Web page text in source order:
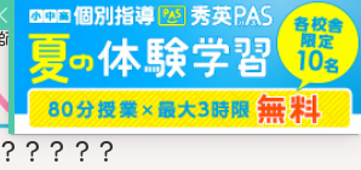
のページの本文へ移動
秀英の教師を知り、
から教わるウェブ・メディア
？？？？